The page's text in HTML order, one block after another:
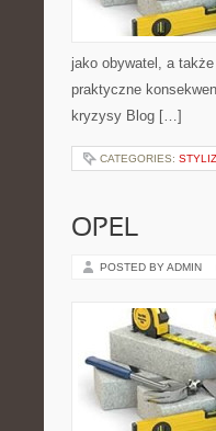
jako obywatel, a
praktyczne
kryzysy Blog […]
CATEGORIES:
OPEL
POSTED BY ADMIN